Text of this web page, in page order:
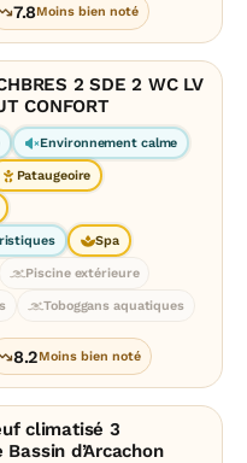
7.8Moins bien noté
2 SDE 2 WC LV
CONFORT
Environnement calme
Pataugeoire
Spa
Piscine extérieure
Toboggans aquatiques
8.2Moins bien noté
climatisé 3
d’Arcachon